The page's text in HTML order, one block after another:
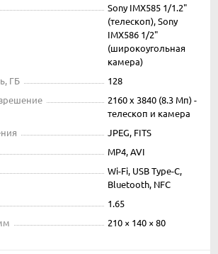
Sony IMX585 1/1.2"
(телескоп), Sony
IMX586 1/2"
(широкоугольная
камера)
ГБ
128
2160 x 3840 (8.3 Мп) -
телескоп и камера
JPEG, FITS
MP4, AVI
Wi-Fi, USB Type-C,
Bluetooth, NFC
1.65
210 × 140 × 80